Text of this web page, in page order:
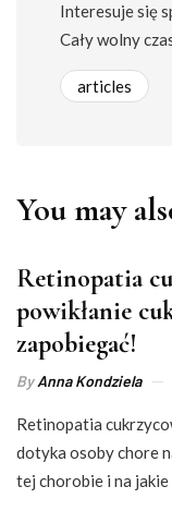
Interesuje się
Cały wolny
articles
You may
Retinopatia
powikłanie
zapobiegać!
ByAnna Kondziela
Retinopatia
dotyka osoby chore
tej chorobie i na